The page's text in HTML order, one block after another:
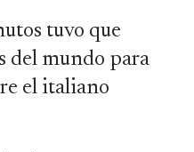
tuvo que
del mundo para
el italiano